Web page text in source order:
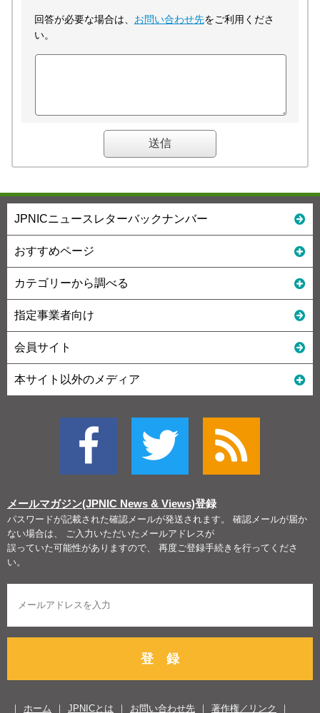
回答が必要な場合は、 お問い合わせ先をご利用くださ
い。
JPNICニュースレターバックナンバー
おすすめページ
カテゴリーから調べる
指定事業者向け
会員サイト
本サイト以外のメディア
メールマガジン(JPNIC News & Views)登録
パスワードが記載された確認メールが発送されます。 確認メールが届か
ない場合は、 ご入力いただいたメールアドレスが
誤っていた可能性がありますので、 再度ご登録手続きを行ってくださ
い。
登 録
ホーム JPNICとは お問い合わせ先 著作権／リンク